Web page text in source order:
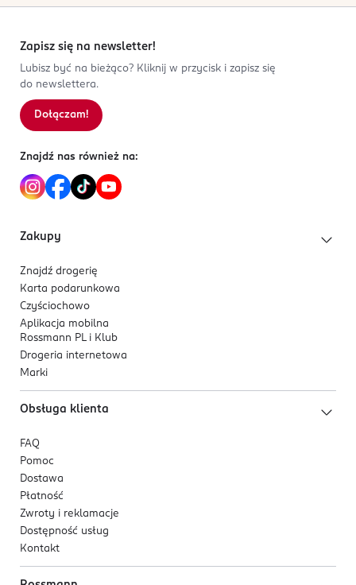
224300250
7 638900 426823
4
0%
2
1
0%
Sortowanie wg
Zapisz się na newsletter!
Lubisz być na bieżąco? Kliknij w przycisk i zapisz się
do newslettera.
Dołączam!
Znajdź nas również na:
Zakupy
Znajdź drogerię
Karta podarunkowa
Czyściochowo
Aplikacja mobilna
Rossmann PL i Klub
Drogeria internetowa
Marki
Obsługa klienta
FAQ
Pomoc
Dostawa
Płatność
Zwroty i reklamacje
Dostępność usług
Kontakt